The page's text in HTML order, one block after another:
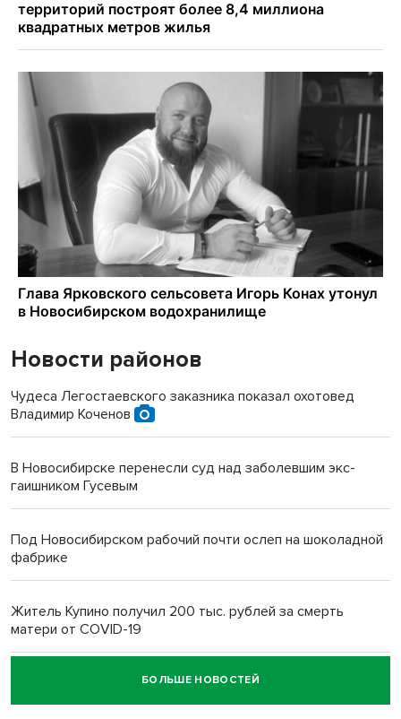
Новости районов
Чудеса Легостаевского заказника показал охотовед
Владимир Коченов
В Новосибирске перенесли суд над заболевшим экс-
гаишником Гусевым
Под Новосибирском рабочий почти ослеп на шоколадной
фабрике
Житель Купино получил 200 тыс. рублей за смерть
матери от COVID-19
Новосибирский суд наказал водителя за смерть
пенсионерки на вокзале
БОЛЬШЕ НОВОСТЕЙ